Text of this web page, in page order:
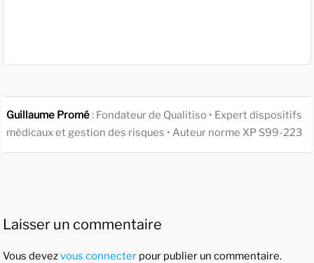
Guillaume Promé: Fondateur de Qualitiso • Expert dispositifs
médicaux et gestion des risques • Auteur norme XP S99-223
Laisser un commentaire
Vous devezvous connecter pour publier un commentaire.